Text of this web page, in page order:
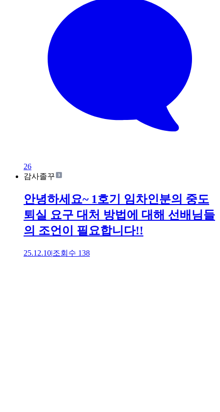
26
감사졸꾸
안녕하세요~ 1호기 임차인분의 중도
퇴실 요구 대처 방법에 대해 선배님들
의 조언이 필요합니다!!
25.12.10|조회수 138